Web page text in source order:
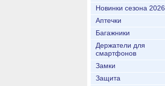
Новинки сезона 2026
Аптечки
Багажники
Держатели для
смартфонов
Замки
Защита